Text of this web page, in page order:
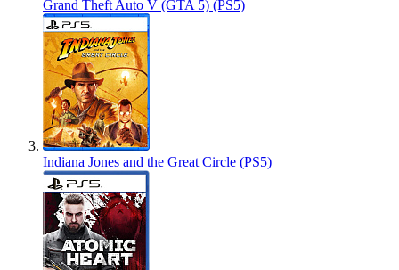
Grand Theft Auto V (GTA 5) (PS5)
Indiana Jones and the Great Circle (PS5)